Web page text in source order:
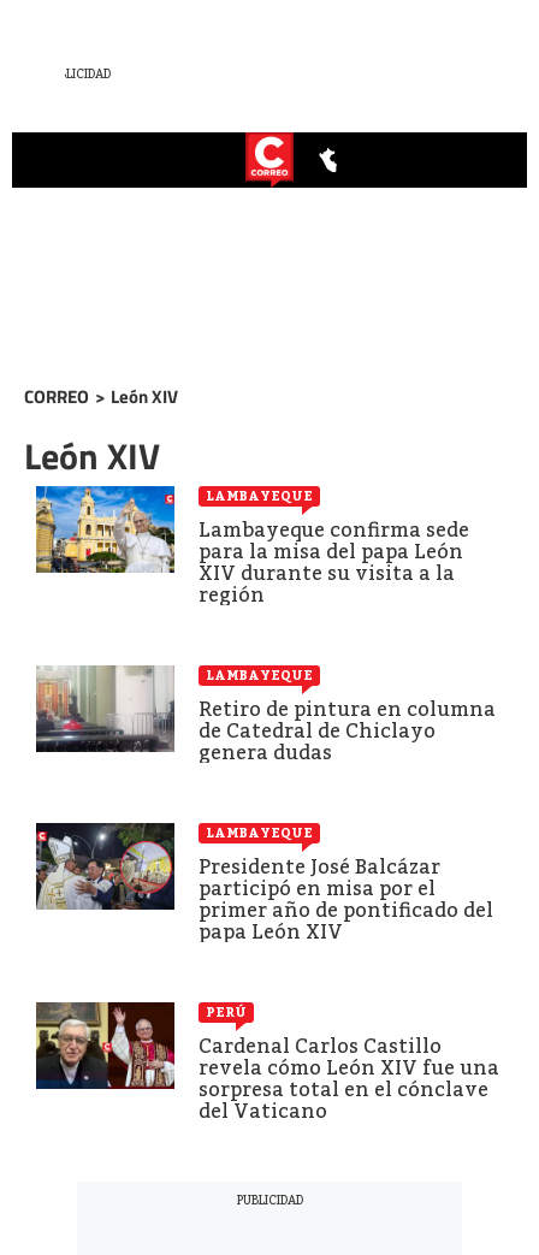
CORREO > León XIV
León XIV
LAMBAYEQUE
Lambayeque confirma sede
para la misa del papa León
XIV durante su visita a la
región
LAMBAYEQUE
Retiro de pintura en columna
de Catedral de Chiclayo
genera dudas
LAMBAYEQUE
Presidente José Balcázar
participó en misa por el
primer año de pontificado del
papa León XIV
PERÚ
Cardenal Carlos Castillo
revela cómo León XIV fue una
sorpresa total en el cónclave
del Vaticano